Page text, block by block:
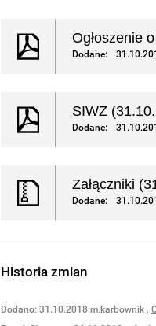
Ogłoszenie
Dodane:
SIWZ
Dodane:
Załączniki
Dodane:
Historia zmian
Dodano: 31.10.2018 m.karbownik ,